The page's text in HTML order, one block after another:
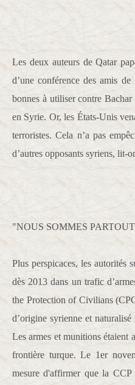
Les deux auteurs de Qatar
d’une conférence des amis
bonnes à utiliser contre
en Syrie. Or, les États-Unis
terroristes. Cela n’a pas
d’autres opposants syriens, lit-
"NOUS SOMMES
Plus perspicaces, les autorités
dès 2013 dans un trafic
the Protection of Civilians
d’origine syrienne et
Les armes et munitions étaient
frontière turque. Le 1er
mesure d'affirmer que la CCP